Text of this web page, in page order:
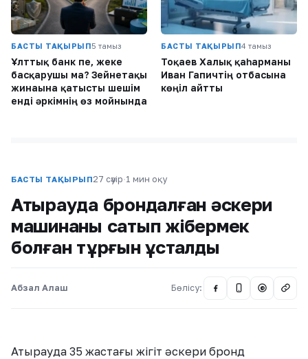
БАСТЫ ТАҚЫРЫП5 тамыз
Ұлттық банк пе, жеке
басқарушы ма? Зейнетақы
жинағына қатысты шешім
енді әркімнің өз мойнында
БАСТЫ ТАҚЫРЫП4 тамыз
Тоқаев Халық қаһарманы
Иван Гапичтің отбасына
көңіл айтты
БАСТЫ ТАҚЫРЫП27 сәуір·1 мин оқу
Атырауда брондалған әскери
машинаны сатып жібермек
болған тұрғын ұсталды
Абзал Алаш Бөлісу: @
Атырауда 35 жастағы жігіт әскери бронд